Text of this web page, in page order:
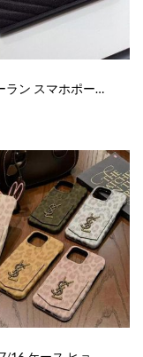
サン ローラン スマホポーチ イブ サン ローラン スマホ ショルダー 横型 スマホ ショルダー ミニ ショルダー バッグ 人気 ブランド イヴ サン ローラン バッグ スーパー コピー